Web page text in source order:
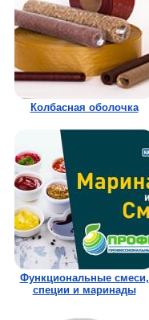
Колбасная оболочка
Функциональные смеси,
специи и маринады